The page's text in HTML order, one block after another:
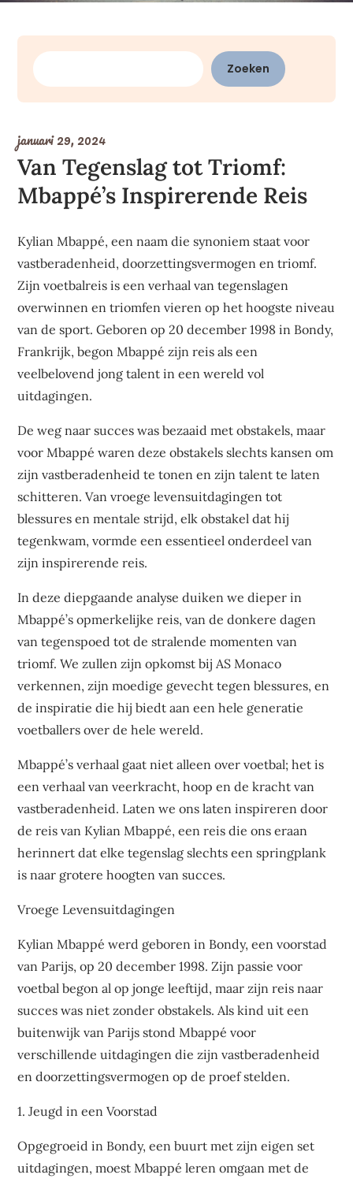
Zoeken
Zoeken
januari 29, 2024
Van Tegenslag tot Triomf:
Mbappé’s Inspirerende Reis
Kylian Mbappé, een naam die synoniem staat voor
vastberadenheid, doorzettingsvermogen en triomf.
Zijn voetbalreis is een verhaal van tegenslagen
overwinnen en triomfen vieren op het hoogste niveau
van de sport. Geboren op 20 december 1998 in Bondy,
Frankrijk, begon Mbappé zijn reis als een
veelbelovend jong talent in een wereld vol
uitdagingen.
De weg naar succes was bezaaid met obstakels, maar
voor Mbappé waren deze obstakels slechts kansen om
zijn vastberadenheid te tonen en zijn talent te laten
schitteren. Van vroege levensuitdagingen tot
blessures en mentale strijd, elk obstakel dat hij
tegenkwam, vormde een essentieel onderdeel van
zijn inspirerende reis.
In deze diepgaande analyse duiken we dieper in
Mbappé’s opmerkelijke reis, van de donkere dagen
van tegenspoed tot de stralende momenten van
triomf. We zullen zijn opkomst bij AS Monaco
verkennen, zijn moedige gevecht tegen blessures, en
de inspiratie die hij biedt aan een hele generatie
voetballers over de hele wereld.
Mbappé’s verhaal gaat niet alleen over voetbal; het is
een verhaal van veerkracht, hoop en de kracht van
vastberadenheid. Laten we ons laten inspireren door
de reis van Kylian Mbappé, een reis die ons eraan
herinnert dat elke tegenslag slechts een springplank
is naar grotere hoogten van succes.
Vroege Levensuitdagingen
Kylian Mbappé werd geboren in Bondy, een voorstad
van Parijs, op 20 december 1998. Zijn passie voor
voetbal begon al op jonge leeftijd, maar zijn reis naar
succes was niet zonder obstakels. Als kind uit een
buitenwijk van Parijs stond Mbappé voor
verschillende uitdagingen die zijn vastberadenheid
en doorzettingsvermogen op de proef stelden.
1. Jeugd in een Voorstad
Opgegroeid in Bondy, een buurt met zijn eigen set
uitdagingen, moest Mbappé leren omgaan met de